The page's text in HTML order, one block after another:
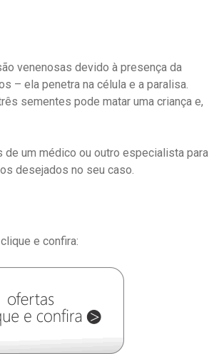
venenosas devido à presença da
– ela penetra na célula e a paralisa.
sementes pode matar uma criança e,
um médico ou outro especialista para
desejados no seu caso.
e confira: